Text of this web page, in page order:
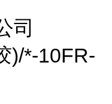
司
)/*-10FR-